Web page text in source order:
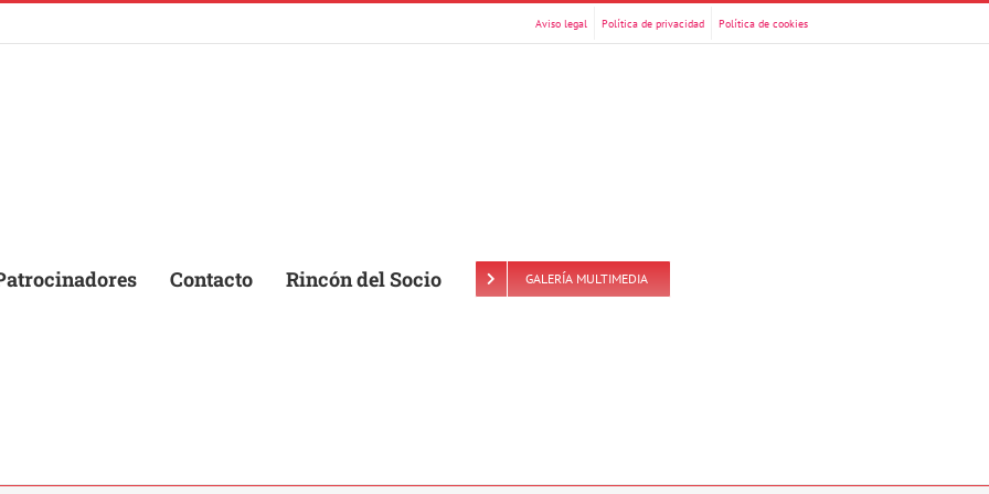
Aviso legal Política de privacidad Política de cookies
Contacto Rincón del Socio GALERÍA MULTIMEDIA